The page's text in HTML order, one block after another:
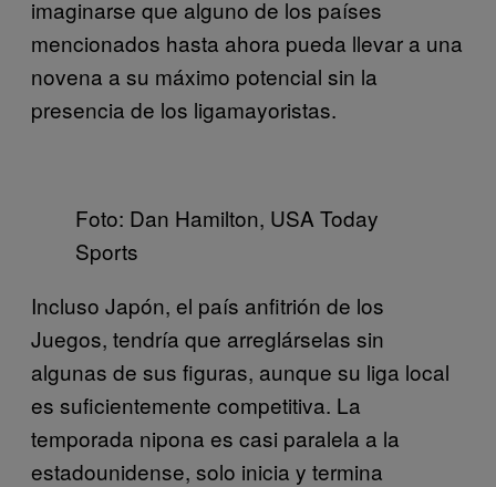
imaginarse que alguno de los países
mencionados hasta ahora pueda llevar a una
novena a su máximo potencial sin la
presencia de los ligamayoristas.
Foto: Dan Hamilton, USA Today
Sports
Incluso Japón, el país anfitrión de los
Juegos, tendría que arreglárselas sin
algunas de sus figuras, aunque su liga local
es suficientemente competitiva. La
temporada nipona es casi paralela a la
estadounidense, solo inicia y termina